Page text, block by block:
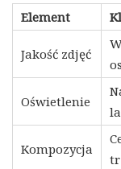
Element
Jakość zdjęć
Oświetlenie
Kompozycja